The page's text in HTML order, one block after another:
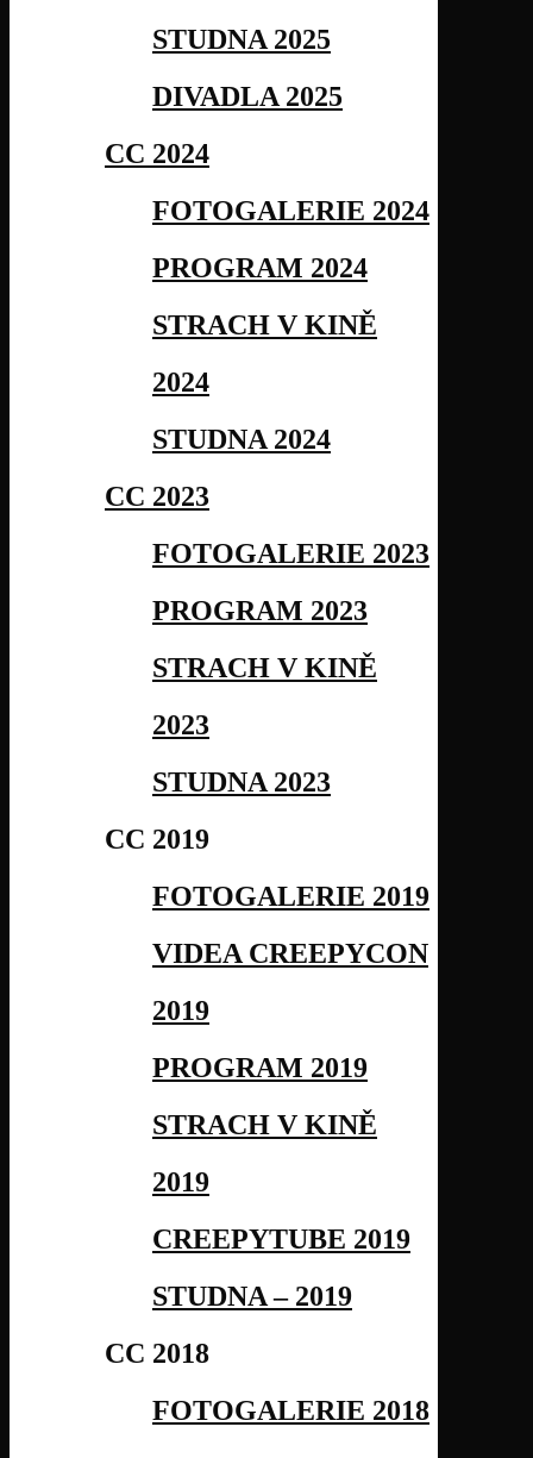
STUDNA 2025
DIVADLA 2025
CC 2024
FOTOGALERIE 2024
PROGRAM 2024
STRACH V KINĚ
2024
STUDNA 2024
CC 2023
FOTOGALERIE 2023
PROGRAM 2023
STRACH V KINĚ
2023
STUDNA 2023
CC 2019
FOTOGALERIE 2019
VIDEA CREEPYCON
2019
PROGRAM 2019
STRACH V KINĚ
2019
CREEPYTUBE 2019
STUDNA – 2019
CC 2018
FOTOGALERIE 2018